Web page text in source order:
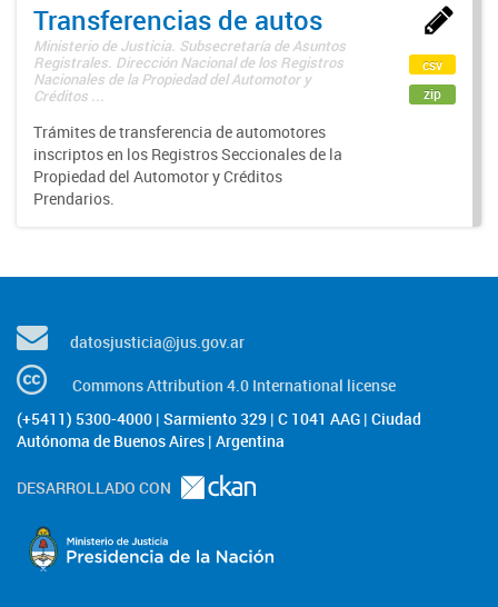
Transferencias de autos
Ministerio de Justicia. Subsecretaría de Asuntos
Registrales. Dirección Nacional de los Registros
Nacionales de la Propiedad del Automotor y
Créditos ...
Trámites de transferencia de automotores
inscriptos en los Registros Seccionales de la
Propiedad del Automotor y Créditos
Prendarios.
csv
zip
datosjusticia@jus.gov.ar
Commons Attribution 4.0 International license
(+5411) 5300-4000 | Sarmiento 329 | C 1041 AAG | Ciudad
Autónoma de Buenos Aires | Argentina
DESARROLLADO CON